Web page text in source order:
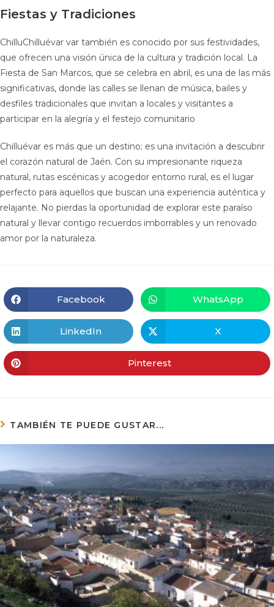
Fiestas y Tradiciones
ChilluChilluévar var también es conocido por sus festividades,
que ofrecen una visión única de la cultura y tradición local. La
Fiesta de San Marcos, que se celebra en abril, es una de las más
significativas, donde las calles se llenan de música, bailes y
desfiles tradicionales que invitan a locales y visitantes a
participar en la alegría y el festejo comunitario
Chilluévar es más que un destino; es una invitación a descubrir
el corazón natural de Jaén. Con su impresionante riqueza
natural, rutas escénicas y acogedor entorno rural, es el lugar
perfecto para aquellos que buscan una experiencia auténtica y
relajante. No pierdas la oportunidad de explorar este paraíso
natural y llevar contigo recuerdos imborrables y un renovado
amor por la naturaleza.
Facebook WhatsApp
LinkedIn X
Pinterest
TAMBIÉN TE PUEDE GUSTAR...